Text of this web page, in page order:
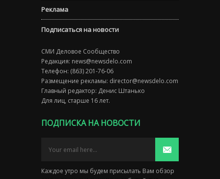
Реклама
Подписаться на новости
СМИ Деловое Сообщество
Редакция: news@newsdelo.com
Телефон: (863) 201-76-06
Размещение рекламы: director@newsdelo.com
Главный редактор: Денис Штанько
Для лиц, старше 16 лет.
ПОДПИСКА НА НОВОСТИ
Каждое утро мы будем присылать Вам обзор